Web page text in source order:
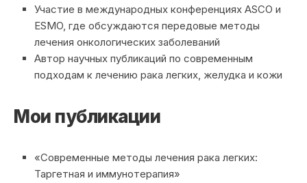
Участие в международных конференциях ASCO и
ESMO, где обсуждаются передовые методы
лечения онкологических заболеваний
Автор научных публикаций по современным
подходам к лечению рака легких, желудка и кожи
Мои публикации
«Современные методы лечения рака легких:
Таргетная и иммунотерапия»